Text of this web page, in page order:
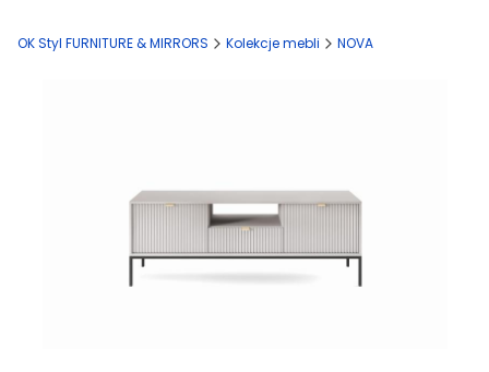
OK Styl FURNITURE & MIRRORS Kolekcje mebli NOVA